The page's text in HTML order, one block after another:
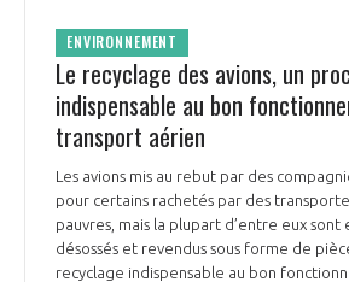
PRENDRE CONTACT AVEC LE MÉDIATEUR DE
LES ENJEUX
COMPÉTITIVITÉ
EMPLOI & FORMATION
ENVIRONNEMENT
LES PUBLICATIONS
DOCUMENTS & BROCHURES
RAPPORTS D'ACTIVITÉS
ENVIRONNEMENT
Le recyclage des avions, un
indispensable au bon
transport aérien
Les avions mis au rebut par des
pour certains rachetés par des
pauvres, mais la plupart d’entre eux
désossés et revendus sous forme de
recyclage indispensable au bon